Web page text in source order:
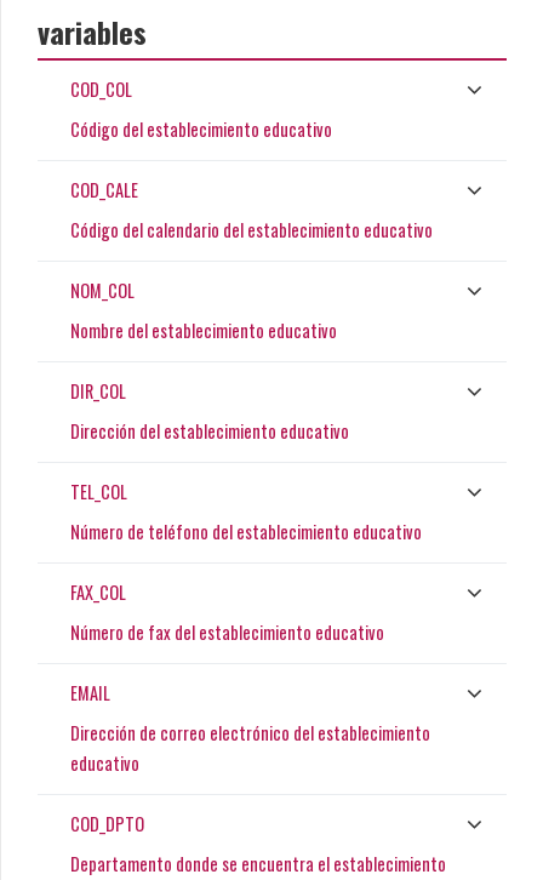
variables
COD_COL
Código del establecimiento educativo
COD_CALE
Código del calendario del establecimiento educativo
NOM_COL
Nombre del establecimiento educativo
DIR_COL
Dirección del establecimiento educativo
TEL_COL
Número de teléfono del establecimiento educativo
FAX_COL
Número de fax del establecimiento educativo
EMAIL
Dirección de correo electrónico del establecimiento
educativo
COD_DPTO
Departamento donde se encuentra el establecimiento